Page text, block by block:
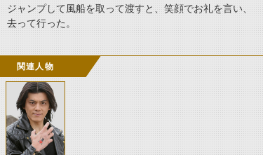
ジャンプして風船を取って渡すと、笑顔でお礼を言い、
去って行った。
関連人物